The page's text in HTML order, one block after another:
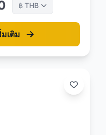
฿ THB
มเติม